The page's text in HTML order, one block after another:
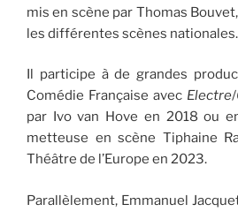
mis en scène par Thomas
les différentes scènes nationales.
Il participe à de grandes
Comédie Française avec Electre/
par Ivo van Hove en 2018 ou
metteuse en scène Tiphaine
Théâtre de l’Europe en 2023.
Parallèlement, Emmanuel